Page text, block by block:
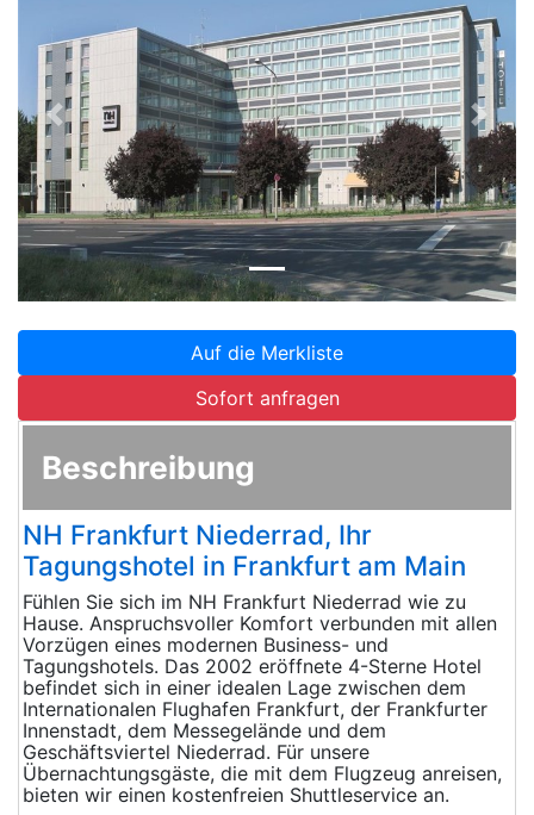
Zurück
Auf die Merkliste
Sofort anfragen
Beschreibung
NH Frankfurt Niederrad, Ihr
Tagungshotel in Frankfurt am Main
Fühlen Sie sich im NH Frankfurt Niederrad wie zu
Hause. Anspruchsvoller Komfort verbunden mit allen
Vorzügen eines modernen Business- und
Tagungshotels. Das 2002 eröffnete 4-Sterne Hotel
befindet sich in einer idealen Lage zwischen dem
Internationalen Flughafen Frankfurt, der Frankfurter
Innenstadt, dem Messegelände und dem
Geschäftsviertel Niederrad. Für unsere
Übernachtungsgäste, die mit dem Flugzeug anreisen,
bieten wir einen kostenfreien Shuttleservice an.